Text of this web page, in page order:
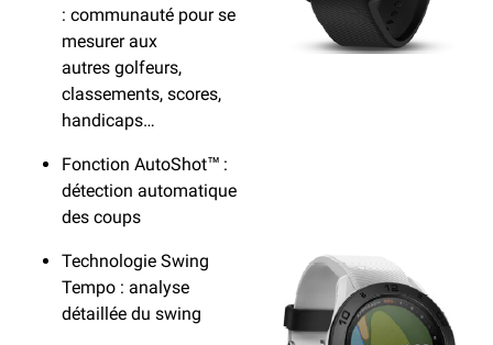
: communauté pour se
mesurer aux
autres golfeurs,
classements, scores,
handicaps…
Fonction AutoShot™ :
détection automatique
des coups
Technologie Swing
Tempo : analyse
détaillée du swing